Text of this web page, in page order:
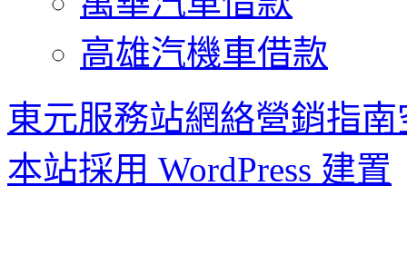
高雄汽機車借款
東元服務站網絡營銷指南
本站採用 WordPress 建置